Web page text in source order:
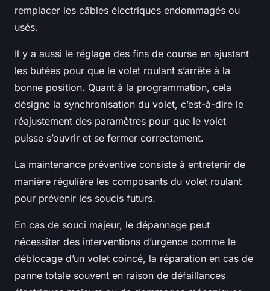
remplacer les câbles électriques endommagés ou
usés.
Il y a aussi le réglage des fins de course en ajustant
les butées pour que le volet roulant s’arrête à la
bonne position. Quant à la programmation, cela
désigne la synchronisation du volet, c’est-à-dire le
réajustement des paramètres pour que le volet
puisse s’ouvrir et se fermer correctement.
La maintenance préventive consiste à entretenir de
manière régulière les composants du volet roulant
pour prévenir les soucis futurs.
En cas de souci majeur, le dépannage peut
nécessiter des interventions d’urgence comme le
déblocage d’un volet coincé, la réparation en cas de
panne totale souvent en raison de défaillances